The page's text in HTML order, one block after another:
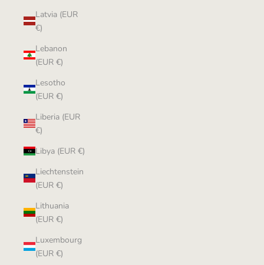
Latvia (EUR
€)
Lebanon
(EUR €)
Lesotho
(EUR €)
Liberia (EUR
€)
Libya (EUR €)
Liechtenstein
(EUR €)
Lithuania
(EUR €)
Luxembourg
(EUR €)